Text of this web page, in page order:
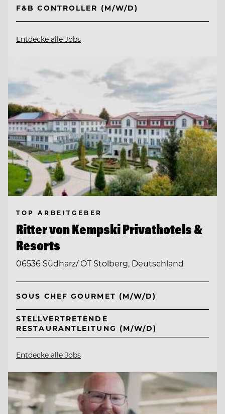
F&B CONTROLLER (M/W/D)
Entdecke alle Jobs
TOP ARBEITGEBER
Ritter von Kempski Privathotels &
Resorts
06536 Südharz/ OT Stolberg, Deutschland
SOUS CHEF GOURMET (M/W/D)
STELLVERTRETENDE
RESTAURANTLEITUNG (M/W/D)
Entdecke alle Jobs